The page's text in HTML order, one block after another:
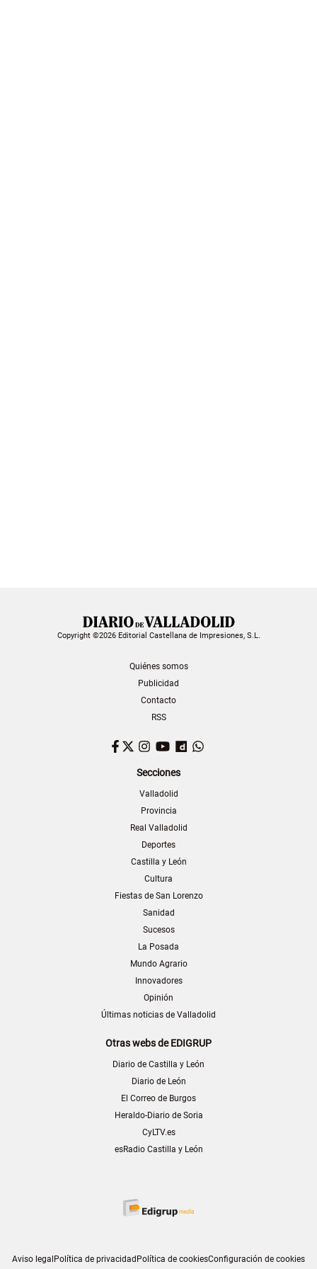
Copyright ©2026 Editorial Castellana de Impresiones, S.L.
Quiénes somos
Publicidad
Contacto
RSS
Facebook
TwitterInstagram
YouTubeDailymotion
Secciones
Valladolid
Provincia
Real Valladolid
Deportes
Castilla y León
Cultura
Fiestas de San Lorenzo
Sanidad
Sucesos
La Posada
Mundo Agrario
Innovadores
Opinión
Últimas noticias de Valladolid
Otras webs de EDIGRUP
Diario de Castilla y León
Diario de León
El Correo de Burgos
Heraldo-Diario de Soria
CyLTV.es
esRadio Castilla y León
Aviso legal Política de privacidad Política de cookiesConfiguración de cookies